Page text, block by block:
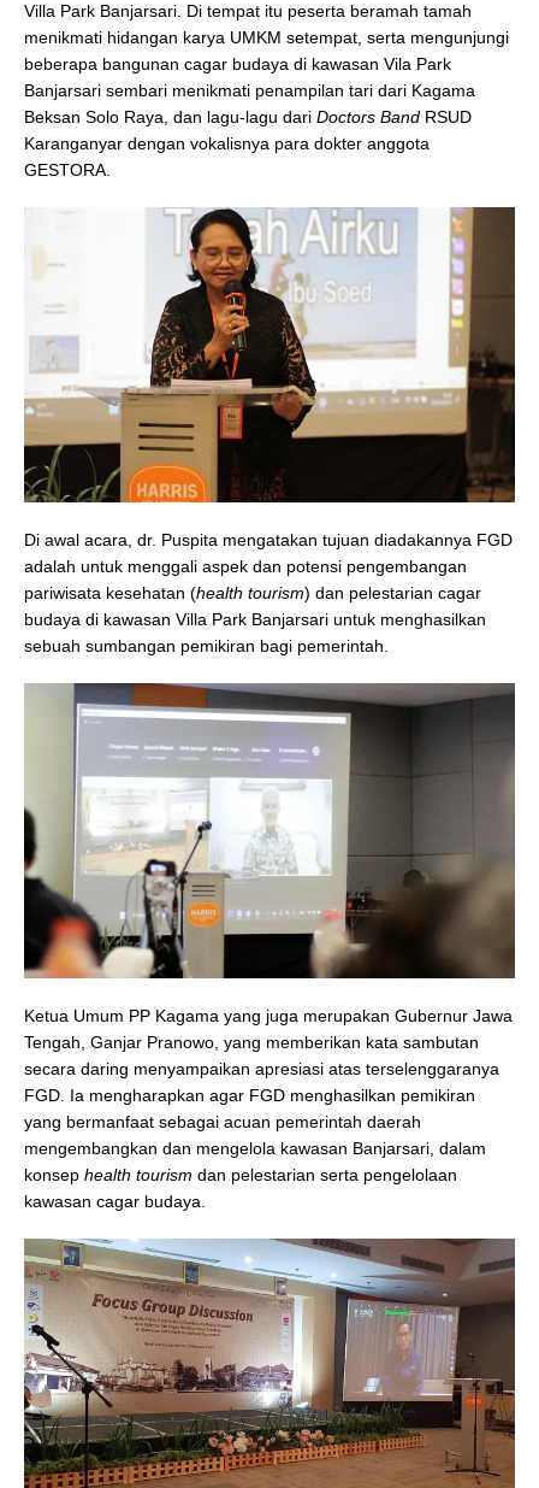
Villa Park Banjarsari. Di tempat itu peserta beramah tamah
menikmati hidangan karya UMKM setempat, serta mengunjungi
beberapa bangunan cagar budaya di kawasan Vila Park
Banjarsari sembari menikmati penampilan tari dari Kagama
Beksan Solo Raya, dan lagu-lagu dari Doctors Band RSUD
Karanganyar dengan vokalisnya para dokter anggota
GESTORA.
Di awal acara, dr. Puspita mengatakan tujuan diadakannya FGD
adalah untuk menggali aspek dan potensi pengembangan
pariwisata kesehatan (health tourism) dan pelestarian cagar
budaya di kawasan Villa Park Banjarsari untuk menghasilkan
sebuah sumbangan pemikiran bagi pemerintah.
Ketua Umum PP Kagama yang juga merupakan Gubernur Jawa
Tengah, Ganjar Pranowo, yang memberikan kata sambutan
secara daring menyampaikan apresiasi atas terselenggaranya
FGD. Ia mengharapkan agar FGD menghasilkan pemikiran
yang bermanfaat sebagai acuan pemerintah daerah
mengembangkan dan mengelola kawasan Banjarsari, dalam
konsep health tourism dan pelestarian serta pengelolaan
kawasan cagar budaya.